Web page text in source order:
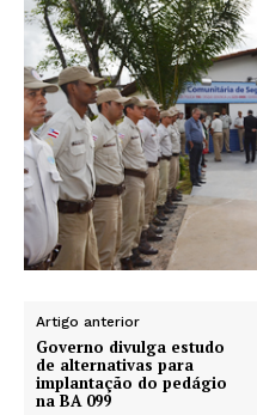
Artigo anterior
Governo divulga estudo
de alternativas para
implantação do pedágio
na BA 099